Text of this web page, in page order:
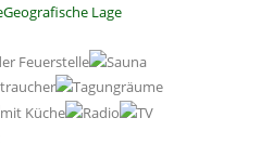
Geografische Lage